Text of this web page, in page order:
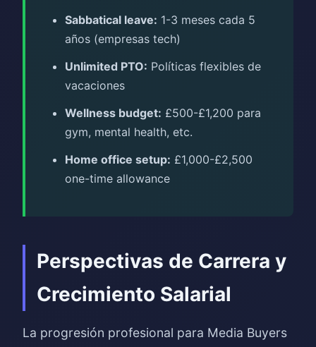
Sabbatical leave: 1-3 meses cada 5
años (empresas tech)
Unlimited PTO: Políticas flexibles de
vacaciones
Wellness budget: £500-£1,200 para
gym, mental health, etc.
Home office setup: £1,000-£2,500
one-time allowance
Perspectivas de Carrera y
Crecimiento Salarial
La progresión profesional para Media Buyers